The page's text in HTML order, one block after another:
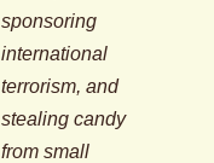
sponsoring
international
terrorism, and
stealing candy
from small